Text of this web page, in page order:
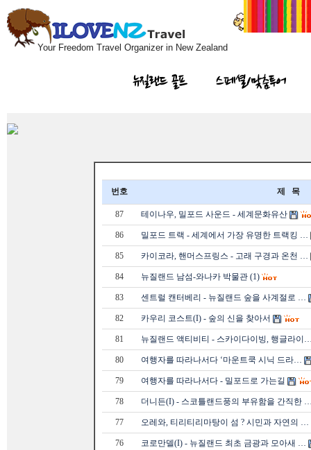
Your Freedom Travel Organizer in New Zealand
뉴질랜드 골프 스페셜/맞춤투어
번호 제 목
87 테이나우, 밀포드 사운드 - 세계문화유산
86 밀포드 트랙 - 세계에서 가장 유명한 트랙킹 …
85 카이코라, 핸머스프링스 - 고래 구경과 온천 …
84 뉴질랜드 남섬-와나카 박물관 (1)
83 센트럴 캔터베리 - 뉴질랜드 숲을 사계절로 …
82 카우리 코스트(I) - 숲의 신을 찾아서
81 뉴질랜드 액티비티 - 스카이다이빙, 행글라이
80 여행자를 따라나서다 ‘마운트쿡 시닉 드라…
79 여행자를 따라나서다 - 밀포드로 가는길
78 더니든(I) - 스코틀랜드풍의 부유함을 간직한
77 오레와, 티리티리마탕이 섬 ? 시민과 자연의 …
76 코로만델(I) - 뉴질랜드 최초 금광과 모아새 …